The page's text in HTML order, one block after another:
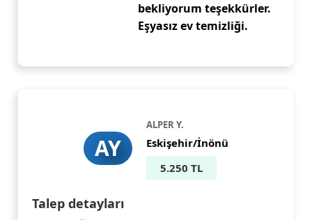
bekliyorum teşekkürler.
Eşyasız ev temizliği.
AY
ALPER Y.
Eskişehir/İnönü
5.250 TL
Talep detayları